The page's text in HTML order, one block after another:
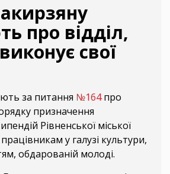
про відділ,
свої
за питання №164про
призначення
Рівненської міської
у галузі культури,
обдарованій молоді.